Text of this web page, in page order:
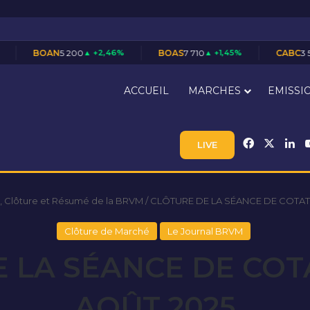
▲ +2,46% BOAS7 710 ▲ +1,45% CABC3 550 ▲ +1,43%
ACCUEIL MARCHES
LIVE Facebook
Clôture et Résumé de la BRVM / CLÔTURE DE LA SÉANCE DE
Clôture de Marché Le Journal BRVM